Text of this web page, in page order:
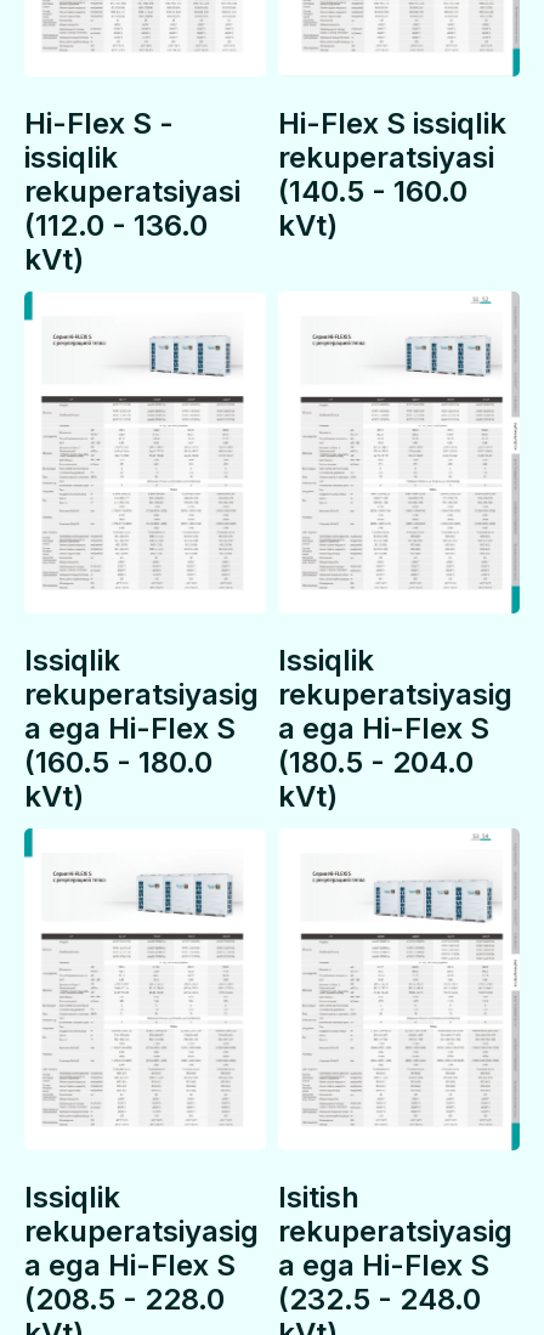
Hi-Flex S -
issiqlik
rekuperatsiyasi
(112.0 - 136.0
kVt)
Hi-Flex S issiqlik
rekuperatsiyasi
(140.5 - 160.0
kVt)
Issiqlik
rekuperatsiyasig
a ega Hi-Flex S
(160.5 - 180.0
kVt)
Issiqlik
rekuperatsiyasig
a ega Hi-Flex S
(180.5 - 204.0
kVt)
Issiqlik
rekuperatsiyasig
a ega Hi-Flex S
(208.5 - 228.0
Isitish
rekuperatsiyasig
a ega Hi-Flex S
(232.5 - 248.0